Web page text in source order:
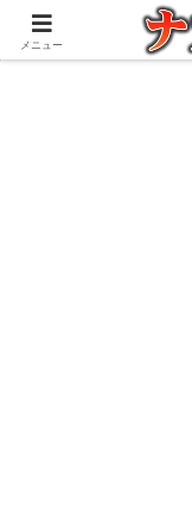
アウトドアとガジ
メニュー